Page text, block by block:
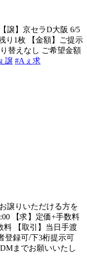
譲】京セラD大阪 6/5
り1枚 【金額】ご提示
替えなし ご希望金額
譲 #Aぇ求
譲りいただける方を
【求】定価+手数料
料 【取引】当日手渡
登録可/下3桁提示可
までお願いいたし